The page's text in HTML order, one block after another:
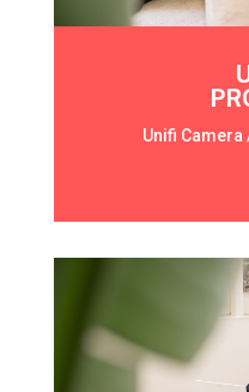
Unifi Camera